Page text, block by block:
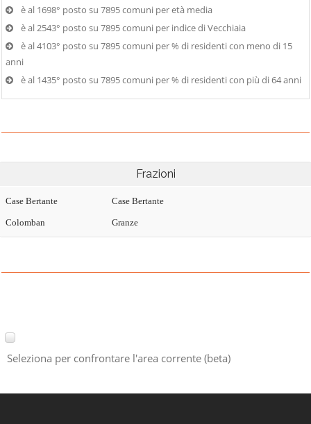
è al 1698° posto su 7895 comuni per età media
è al 2543° posto su 7895 comuni per indice di Vecchiaia
è al 4103° posto su 7895 comuni per % di residenti con meno di 15
anni
è al 1435° posto su 7895 comuni per % di residenti con più di 64 anni
Frazioni
Case Bertante Case Bertante
Colomban Granze
Seleziona per confrontare l'area corrente (beta)